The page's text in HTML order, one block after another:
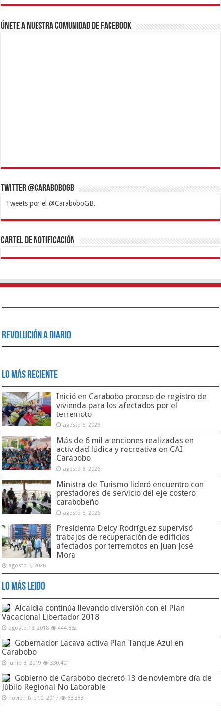
Únete a nuestra comunidad de Facebook
Twitter @CaraboboGB
Tweets por el @CaraboboGB.
1xbetBetturkeyBetistKralbetSupertotobetTipobetMatadorbetMariobet
https://mvbcasino.com/
Cartel de Notificación
Revolución a Diario
Lo Más Reciente
Inició en Carabobo proceso de registro de
vivienda para los afectados por el
terremoto
agosto 6, 2026
Más de 6 mil atenciones realizadas en
actividad lúdica y recreativa en CAI
Carabobo
agosto 6, 2026
Ministra de Turismo lideró encuentro con
prestadores de servicio del eje costero
carabobeño
agosto 5, 2026
Presidenta Delcy Rodríguez supervisó
trabajos de recuperación de edificios
afectados por terremotos en Juan José
Mora
agosto 5, 2026
Lo Más Leido
Alcaldía continúa llevando diversión con el Plan
Vacacional Libertador 2018
agosto 13, 2018 444,832
Gobernador Lacava activa Plan Tanque Azul en
Carabobo
junio 3, 2019 330,401
Gobierno de Carabobo decretó 13 de noviembre día de
Júbilo Regional No Laborable
noviembre 10, 2017 63,383